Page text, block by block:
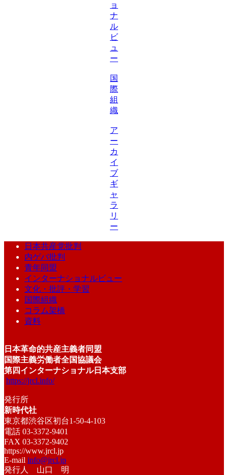
ョ
ナ
ル
ビ
ュ
ー
国
際
組
織
ア
ー
カ
イ
ブ
ギ
ャ
ラ
リ
ー
日本共産党批判
内ゲバ批判
青年同盟
インターナショナルビュー
文化・批評・学習
国際組織
コラム架橋
資料
日本革命的共産主義者同盟
国際主義労働者全国協議会
第四インターナショナル日本支部
https://jrcl.info/
発行所
新時代社
東京都渋谷区初台1-50-4-103
電話 03-3372-9401
FAX 03-3372-9402
https://www.jrcl.jp
E-mail info@jrcl.jp
発行人 山口 明